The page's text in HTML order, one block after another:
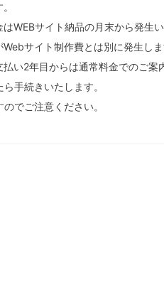
WEBサイト納品の月末から発生い
サイト制作費とは別に発生しま
い2年目からは通常料金でのご案
手続きいたします。
でご注意ください。